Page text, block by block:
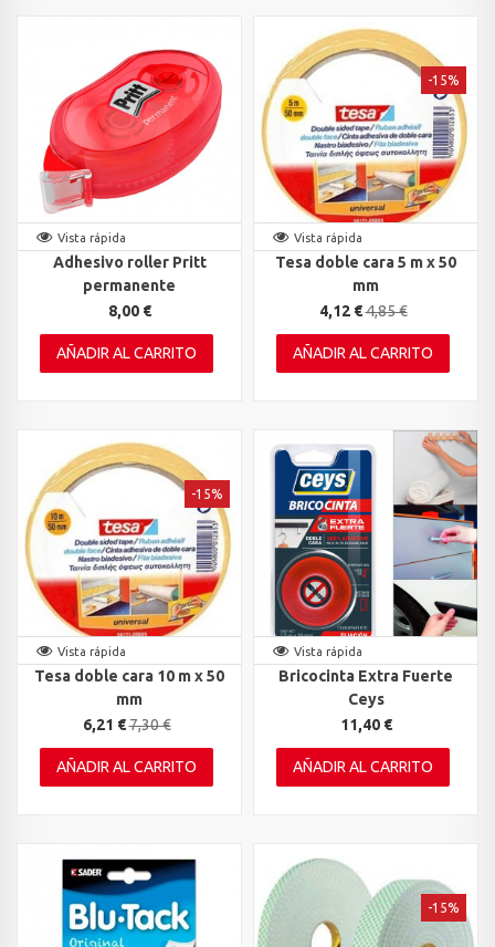
Vista rápida
Adhesivo roller Pritt
permanente
8,00 €
AÑADIR AL CARRITO
Vista rápida
Tesa doble cara 5 m x 50
mm
4,12 €4,85 €
-15%
AÑADIR AL CARRITO
Vista rápida
Tesa doble cara 10 m x 50
mm
6,21 €7,30 €
-15%
AÑADIR AL CARRITO
Vista rápida
Bricocinta Extra Fuerte
Ceys
11,40 €
AÑADIR AL CARRITO
-15%